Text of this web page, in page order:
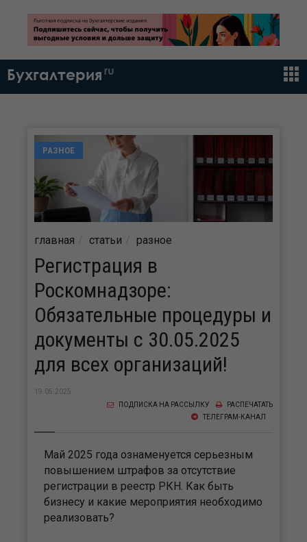
Бухгалтерия ru
РАЗНОЕ
главная статьи разное
Регистрация в
Роскомнадзоре:
Обязательные процедуры и
документы с 30.05.2025
для всех организаций!
19.05.2025
РАСПЕЧАТАТЬ
ПОДПИСКА НА РАССЫЛКУ
ТЕЛЕГРАМ-КАНАЛ
Май 2025 года ознаменуется серьезным
повышением штрафов за отсутствие
регистрации в реестр РКН. Как быть
бизнесу и какие мероприятия необходимо
реализовать?